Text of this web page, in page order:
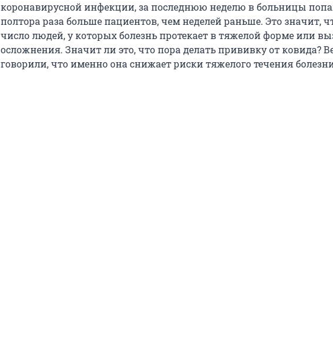
коронавирусной инфекции, за последнюю неделю в больницы
полтора раза больше пациентов, чем неделей раньше. Это значит,
число людей, у которых болезнь протекает в тяжелой форме или
осложнения. Значит ли это, что пора делать прививку от ковида?
говорили, что именно она снижает риски тяжелого течения